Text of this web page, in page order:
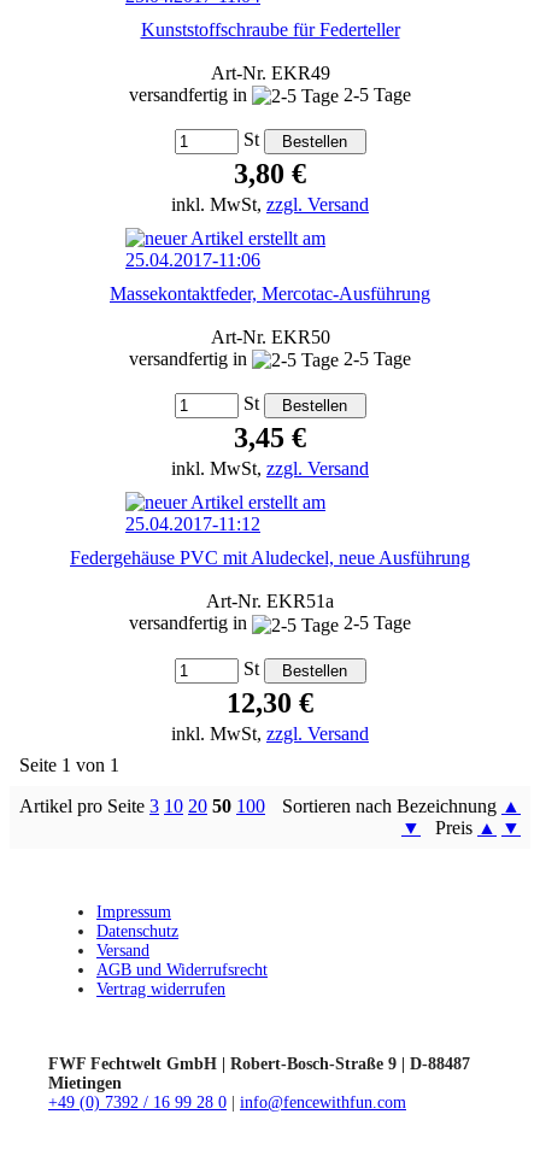
Kunststoffschraube für Federteller
Art-Nr. EKR49
versandfertig in
2-5 Tage
St
3,80 €
inkl. MwSt, zzgl. Versand
Massekontaktfeder, Mercotac-Ausführung
Art-Nr. EKR50
versandfertig in
2-5 Tage
St
3,45 €
inkl. MwSt, zzgl. Versand
Federgehäuse PVC mit Aludeckel, neue Ausführung
Art-Nr. EKR51a
versandfertig in
2-5 Tage
St
12,30 €
inkl. MwSt, zzgl. Versand
Seite 1 von 1
Artikel pro Seite 3 10 20 50 100 Sortieren nach Bezeichnung ▲
▼
Preis ▲ ▼
Impressum
Datenschutz
Versand
AGB und Widerrufsrecht
Vertrag widerrufen
FWF Fechtwelt GmbH | Robert-Bosch-Straße 9 | D-88487
Mietingen
+49 (0) 7392 / 16 99 28 0
info@fencewithfun.com